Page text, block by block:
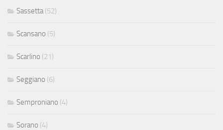
Sassetta (52)
Scansano (5)
Scarlino (21)
Seggiano (6)
Semproniano (4)
Sorano (4)